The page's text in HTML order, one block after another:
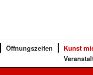
Öffnungszeiten
Kunst